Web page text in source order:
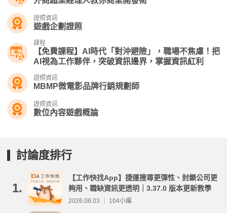
證照資訊
遊戲企劃證照
課程
【免費課程】AI時代「對沖避險」，職場不焦慮！把
AI視為工作夥伴，突破資訊邊界，掌握資訊紅利
證照資訊
MBMP微電影品牌行銷規劃師
證照資訊
數位內容遊戲概論
討論度排行
1.
【工作快找App】捷運搜尋更彈性、封鎖公司更
夠用、職缺資訊更透明｜3.37.0 版本更新教學
2026.08.03 ｜ 104小編